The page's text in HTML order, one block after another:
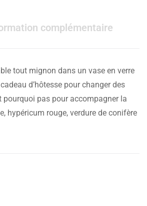
complémentaire
tout mignon dans un vase en verre
d’hôtesse pour changer des
pourquoi pas pour accompagner la
hypéricum rouge, verdure de conifère